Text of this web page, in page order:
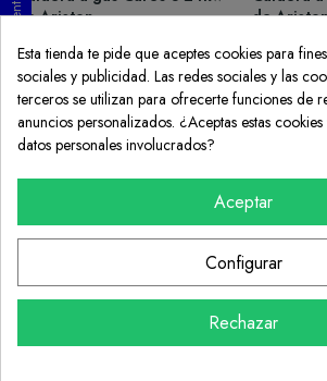
de Ariston
1.322,82 € 1.272,82 € -50,00 €
de
753,04 €
¡En Oferta!
-50,00 €
24kw de
994,64 €
¡En Oferta!
Esta tienda te pide que aceptes cookies para
sociales y publicidad. Las redes sociales y las
terceros se utilizan para ofrecerte funciones de
anuncios personalizados. ¿Aceptas estas
datos personales involucrados?
Aceptar
Configurar
Rechazar